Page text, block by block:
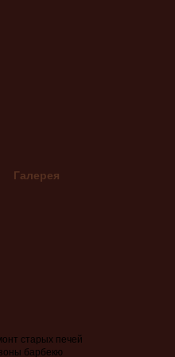
Галерея
старых печей
барбекю